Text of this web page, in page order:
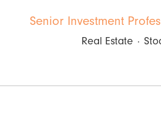
Senior Investment
Real Estate ·